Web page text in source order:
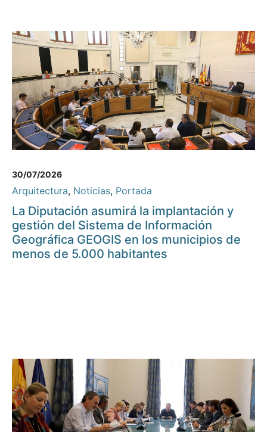
30/07/2026
Arquitectura, Noticias, Portada
La Diputación asumirá la implantación y
gestión del Sistema de Información
Geográfica GEOGIS en los municipios de
menos de 5.000 habitantes